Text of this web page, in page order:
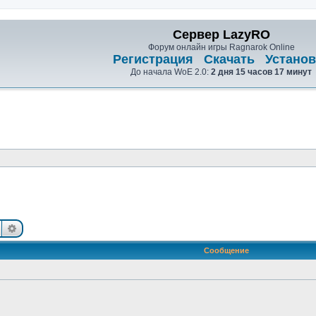
Сервер LazyRO
Форум онлайн игры Ragnarok Online
Регистрация Скачать
До начала WoE 2.0: 2 дня 15 часов 17 минут
Расширенный поиск
Сообщение